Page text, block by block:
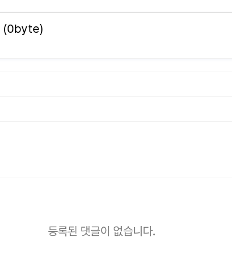
(0byte)
등록된 댓글이 없습니다.